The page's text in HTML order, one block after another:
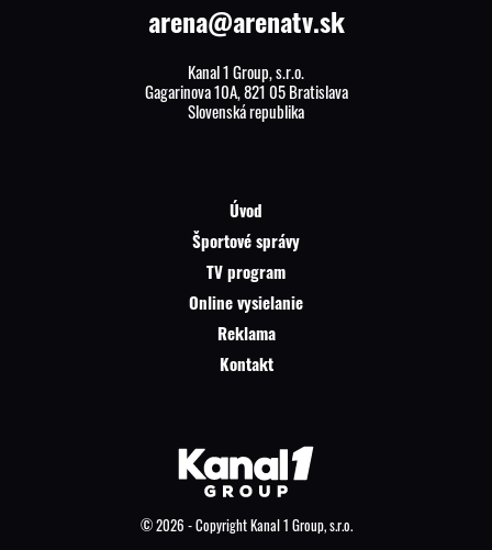
arena@arenatv.sk
Kanal 1 Group, s.r.o.
Gagarinova 10A, 821 05 Bratislava
Slovenská republika
Úvod
Športové správy
TV program
Online vysielanie
Reklama
Kontakt
© 2026 - Copyright Kanal 1 Group, s.r.o.